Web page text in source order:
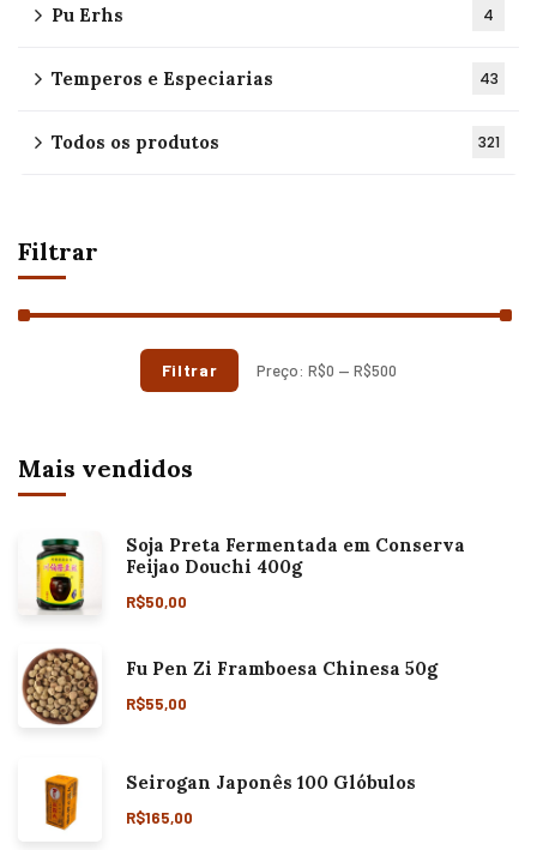
Pu Erhs 4
Temperos e Especiarias 43
Todos os produtos 321
Filtrar
Filtrar Preço:R$0 —R$500
Mais vendidos
Soja Preta Fermentada em Conserva
Feijao Douchi 400g
R$50,00
Fu Pen Zi Framboesa Chinesa 50g
R$55,00
Seirogan Japonês 100 Glóbulos
R$165,00